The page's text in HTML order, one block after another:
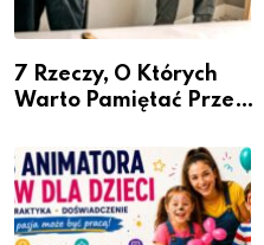
7 Rzeczy, O Których
Warto Pamiętać Przed